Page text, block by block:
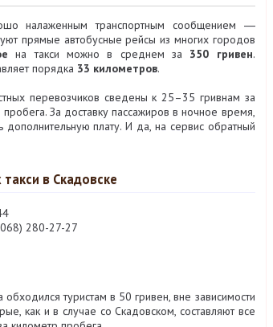
налаженным транспортным сообщением ―
прямые автобусные рейсы из многих городов
на такси можно в среднем за 350 гривен.
порядка 33 километров.
перевозчиков сведены к 25–35 гривнам за
За доставку пассажиров в ночное время,
плату. И да, на сервис обратный
в Скадовске
280-27-27
туристам в 50 гривен, вне зависимости
как и в случае со Скадовском, составляют все